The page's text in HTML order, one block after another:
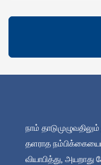
நாம்
தளராத
வியாபித்து,